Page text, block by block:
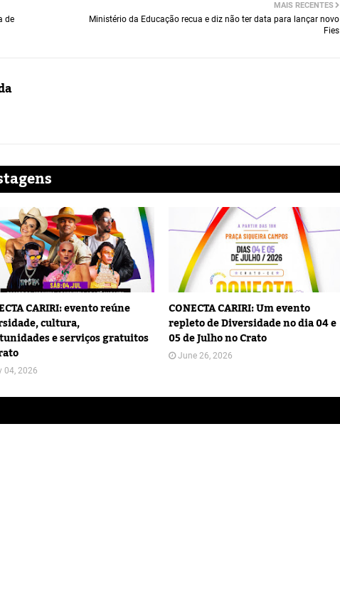
MAIS RECENTES
Ministério da Educação recua e diz não ter data para lançar novo
Fies
de
CARIRI: evento reúne
cultura,
e serviços gratuitos
04, 2026
CONECTA CARIRI: Um evento
repleto de Diversidade no dia 04 e
05 de Julho no Crato
June 26, 2026